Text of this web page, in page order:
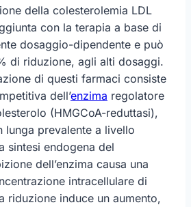
della colesterolemia LDL
con la terapia a base di
dosaggio-dipendente e può
di riduzione, agli alti dosaggi.
di questi farmaci consiste
dell’enzima regolatore
(HMGCoA-reduttasi),
lunga prevalente a livello
sintesi endogena del
dell’enzima causa una
intracellulare di
riduzione induce un aumento,